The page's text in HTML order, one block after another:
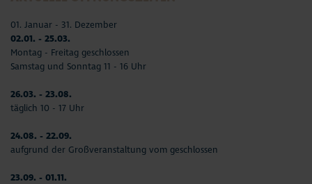
01. Januar - 31. Dezember
02.01. - 25.03.
Montag - Freitag geschlossen
Samstag und Sonntag 11 - 16 Uhr
26.03. - 23.08.
täglich 10 - 17 Uhr
24.08. - 22.09.
aufgrund der Großveranstaltung vom geschlossen
23.09. - 01.11.